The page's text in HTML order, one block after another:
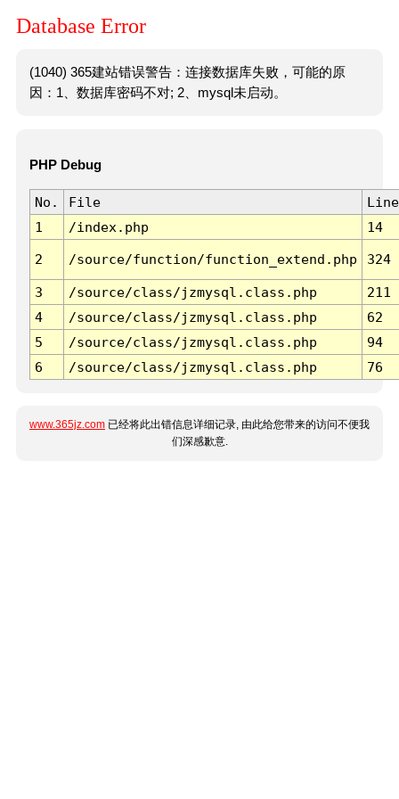
Database Error
(1040) 365建站错误警告：连接数据库失败，可能的原
因：1、数据库密码不对; 2、mysql未启动。
PHP Debug
No. File
Line
1
/index.php 14
2 /source/function/function_extend.php 324
3 /source/class/jzmysql.class.php
211
4
/source/class/jzmysql.class.php
62
5
/source/class/jzmysql.class.php
94
6
/source/class/jzmysql.class.php 76
www.365jz.com 已经将此出错信息详细记录, 由此给您带来的访问不便我
们深感歉意.